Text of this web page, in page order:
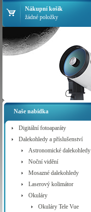
Naše nabídka
Digitální fotoaparáty
Dalekohledy a příslušenství
Astronomické dalekohledy
Noční vidění
Mosazné dalekohledy
Laserový kolimátor
Okuláry
Okuláry Tele Vue
Nákupní košík
žádné položky